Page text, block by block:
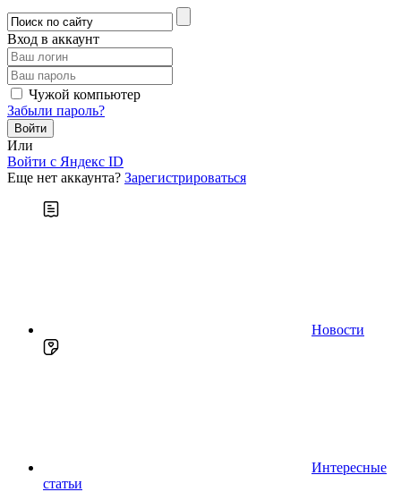
Вход в аккаунт
Чужой компьютер
Забыли пароль?
Или
Войти c Яндекс ID
Еще нет аккаунта? Зарегистрироваться
Новости
Интересные
статьи